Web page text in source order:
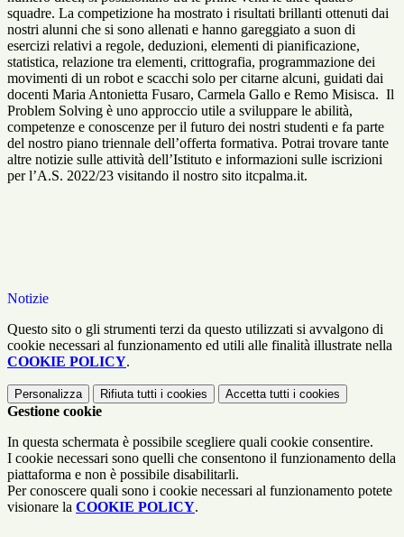
squadre. La competizione ha mostrato i risultati brillanti ottenuti dai
nostri alunni che si sono allenati e hanno gareggiato a suon di
esercizi relativi a regole, deduzioni, elementi di pianificazione,
statistica, relazione tra elementi, crittografia, programmazione dei
movimenti di un robot e scacchi solo per citarne alcuni, guidati dai
docenti Maria Antonietta Fusaro, Carmela Gallo e Remo Misisca. Il
Problem Solving è uno approccio utile a sviluppare le abilità,
competenze e conoscenze per il futuro dei nostri studenti e fa parte
del nostro piano triennale dell’offerta formativa. Potrai trovare tante
altre notizie sulle attività dell’Istituto e informazioni sulle iscrizioni
per l’A.S. 2022/23 visitando il nostro sito itcpalma.it.
Notizie
Questo sito o gli strumenti terzi da questo utilizzati si avvalgono di
cookie necessari al funzionamento ed utili alle finalità illustrate nella
COOKIE POLICY.
Personalizza Rifiuta tutti i cookies Accetta tutti i cookies
Gestione cookie
In questa schermata è possibile scegliere quali cookie consentire.
I cookie necessari sono quelli che consentono il funzionamento della
piattaforma e non è possibile disabilitarli.
Per conoscere quali sono i cookie necessari al funzionamento potete
visionare la COOKIE POLICY.